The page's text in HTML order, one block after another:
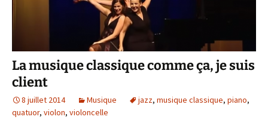
La musique classique comme ça, je suis
client
8 juillet 2014 Musique jazz, musique classique, piano,
quatuor, violon, violoncelle